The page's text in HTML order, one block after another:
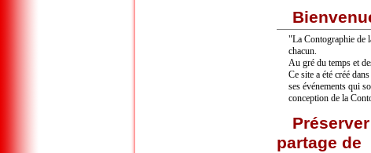
"La Contographie de
chacun.
Au gré du temps et
Ce site a été créé
ses événements qui
conception de la
partage de